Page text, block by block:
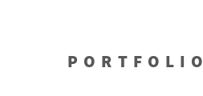
PORTFOLIO